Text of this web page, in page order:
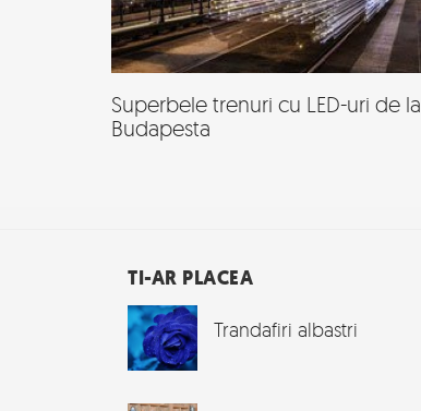
Superbele trenuri cu LED-uri de la
Budapesta
TI-AR PLACEA
Trandafiri albastri